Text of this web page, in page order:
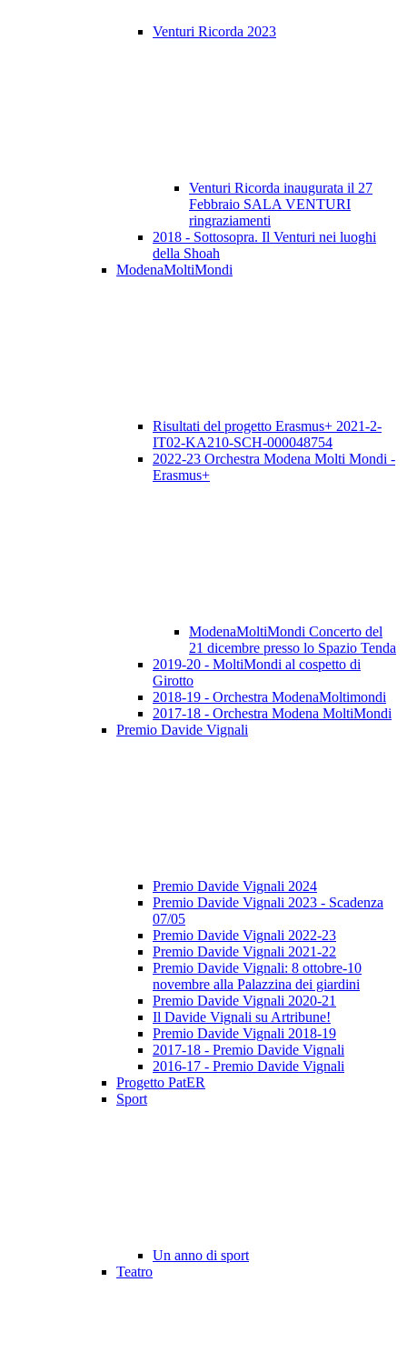
Venturi Ricorda 2023
Venturi Ricorda inaugurata il 27
Febbraio SALA VENTURI
ringraziamenti
2018 - Sottosopra. Il Venturi nei luoghi
della Shoah
ModenaMoltiMondi
Risultati del progetto Erasmus+ 2021-2-
IT02-KA210-SCH-000048754
2022-23 Orchestra Modena Molti Mondi -
Erasmus+
ModenaMoltiMondi Concerto del
21 dicembre presso lo Spazio Tenda
2019-20 - MoltiMondi al cospetto di
Girotto
2018-19 - Orchestra ModenaMoltimondi
2017-18 - Orchestra Modena MoltiMondi
Premio Davide Vignali
Premio Davide Vignali 2024
Premio Davide Vignali 2023 - Scadenza
07/05
Premio Davide Vignali 2022-23
Premio Davide Vignali 2021-22
Premio Davide Vignali: 8 ottobre-10
novembre alla Palazzina dei giardini
Premio Davide Vignali 2020-21
Il Davide Vignali su Artribune!
Premio Davide Vignali 2018-19
2017-18 - Premio Davide Vignali
2016-17 - Premio Davide Vignali
Progetto PatER
Sport
Un anno di sport
Teatro